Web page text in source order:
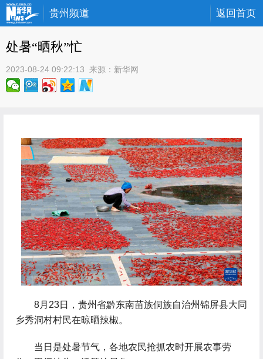
贵州频道 返回首页
处暑“晒秋”忙
2023-08-24 09:22:13 来源： 新华网
8月23日，贵州省黔东南苗族侗族自治州锦屏县大同
乡秀洞村村民在晾晒辣椒。
当日是处暑节气，各地农民抢抓农时开展农事劳